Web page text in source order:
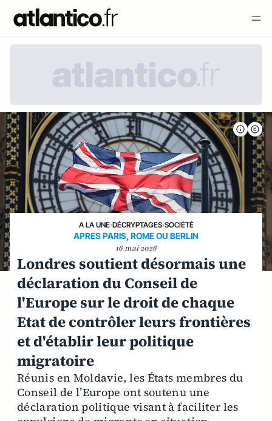
A LA UNE›DÉCRYPTAGES›SOCIÉTÉ
APRES PARIS, ROME OU BERLIN
16 mai 2026
Londres soutient désormais une
déclaration du Conseil de
l'Europe sur le droit de chaque
Etat de contrôler leurs frontières
et d'établir leur politique
migratoire
Réunis en Moldavie, les États membres du
Conseil de l’Europe ont soutenu une
déclaration politique visant à faciliter les